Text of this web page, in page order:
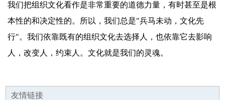
我们把组织文化看作是非常重要的道德力量，有时甚至是根
本性的和决定性的。所以，我们总是"兵马未动，文化先
行"。我们依靠既有的组织文化去选择人，也依靠它去影响
人，改变人，约束人。文化就是我们的灵魂。
友情链接